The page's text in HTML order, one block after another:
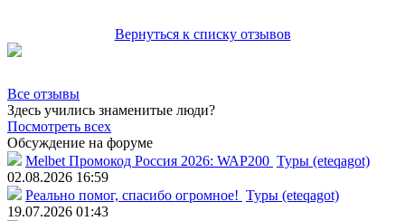
Вернуться к списку отзывов
Все отзывы
Здесь учились знаменитые люди?
Посмотреть всех
Обсуждение на форуме
Melbet Промокод Россия 2026: WAP200 Туры (eteqagot)
02.08.2026 16:59
Реально помог, спасибо огромное! Туры (eteqagot)
19.07.2026 01:43